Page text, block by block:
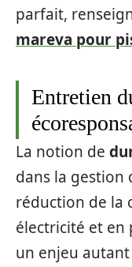
parfait,
mareva pour
Entretien
La notion de
dans la gestion
réduction de la
électricité et
un enjeu